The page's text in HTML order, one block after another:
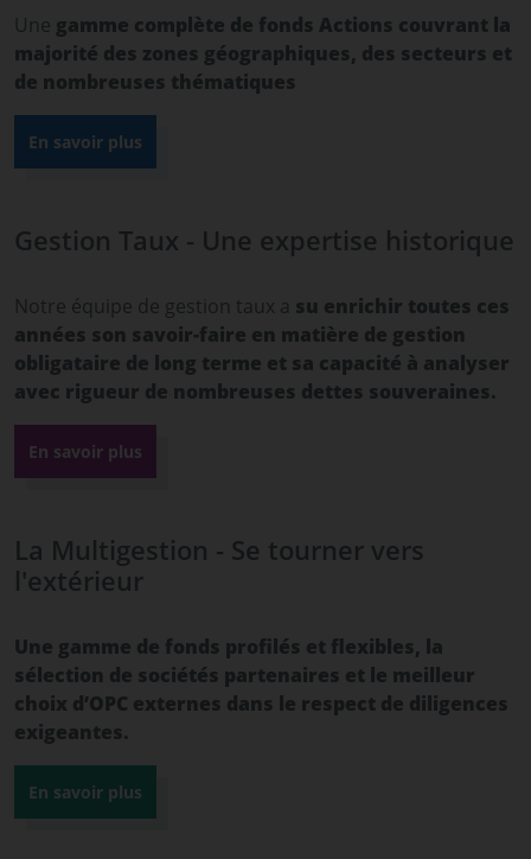
Une gamme complète de fonds Actions couvrant la
majorité des zones géographiques, des secteurs et
de nombreuses thématiques
En savoir plus
Gestion Taux - Une expertise historique
Notre équipe de gestion taux a su enrichir toutes ces
années son savoir-faire en matière de gestion
obligataire de long terme et sa capacité à analyser
avec rigueur de nombreuses dettes souveraines.
En savoir plus
La Multigestion - Se tourner vers
l'extérieur
Une gamme de fonds profilés et flexibles, la
sélection de sociétés partenaires et le meilleur
choix d’OPC externes dans le respect de diligences
exigeantes.
En savoir plus